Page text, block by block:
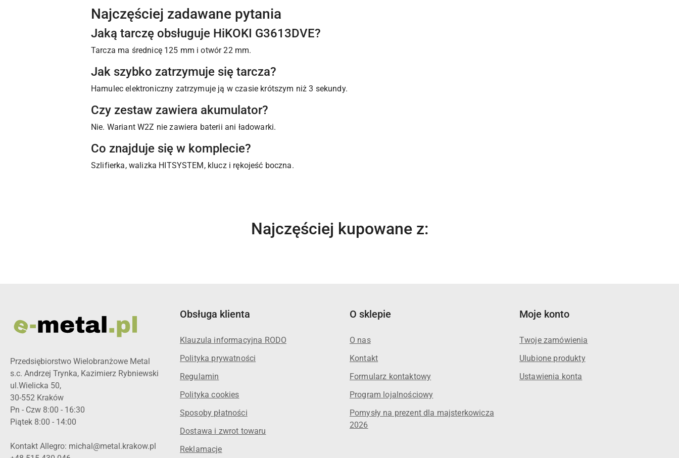
Najczęściej zadawane pytania
Jaką tarczę obsługuje HiKOKI G3613DVE?
Tarcza ma średnicę 125 mm i otwór 22 mm.
Jak szybko zatrzymuje się tarcza?
Hamulec elektroniczny zatrzymuje ją w czasie krótszym niż 3 sekundy.
Czy zestaw zawiera akumulator?
Nie. Wariant W2Z nie zawiera baterii ani ładowarki.
Co znajduje się w komplecie?
Szlifierka, walizka HITSYSTEM, klucz i rękojeść boczna.
Produkty
Najczęściej kupowane z:
Przedsiębiorstwo Wielobranżowe Metal
s.c. Andrzej Trynka, Kazimierz Rybniewski
ul.Wielicka 50,
30-552 Kraków
Pn - Czw 8:00 - 16:30
Piątek 8:00 - 14:00
Kontakt Allegro: michal@metal.krakow.pl
Obsługa klienta
Klauzula informacyjna RODO
Polityka prywatności
Regulamin
Polityka cookies
Sposoby płatności
Dostawa i zwrot towaru
Reklamacje
O sklepie
O nas
Kontakt
Formularz kontaktowy
Program lojalnościowy
Pomysły na prezent dla majsterkowicza
2026
Moje konto
Twoje zamówienia
Ulubione produkty
Ustawienia konta